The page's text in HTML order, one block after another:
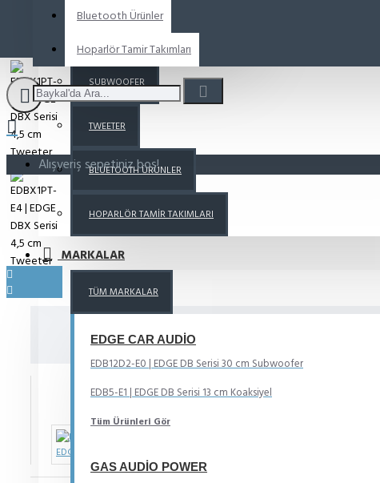
SUBWOOFER
TWEETER
BLUETOOTH ÜRÜNLER
HOPARLÖR TAMIR TAKIMLARI
MARKALAR
TÜM MARKALAR
EDGE CAR AUDIO
EDB12D2-E0 | EDGE DB Serisi 30 cm Subwoofer
EDB5-E1 | EDGE DB Serisi 13 cm Koaksiyel
Tüm Ürünleri Gör
GAS AUDIO POWER
Bluetooth Ürünler
Hoparlör Tamir Takımları
Alışveriş sepetiniz boş!
EDBX1PT-E4 | EDGE DBX Serisi 4,5 cm
IN STOCK
EDGE Car Audio